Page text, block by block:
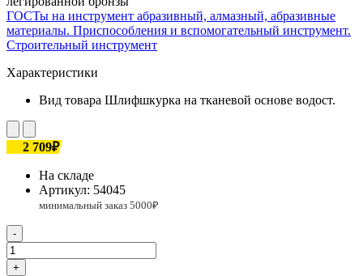
ГОСТы на инструмент абразивный, алмазный, абразивные
материалы. Приспособления и вспомогательный инструмент.
Строительный инструмент
Характеристики
Вид товара Шлифшкурка на тканевой основе водост.
2 709₽
На складе
Артикул: 54045
-
+